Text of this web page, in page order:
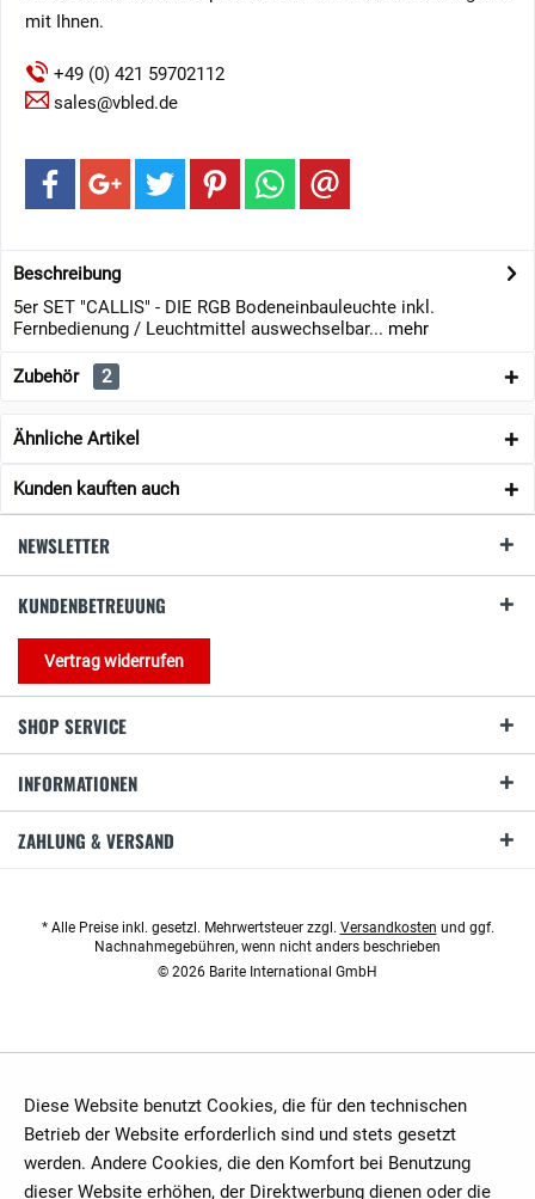
mit Ihnen.
+49 (0) 421 59702112
sales@vbled.de
Beschreibung
5er SET "CALLIS" - DIE RGB Bodeneinbauleuchte inkl.
Fernbedienung / Leuchtmittel auswechselbar... mehr
Zubehör 2
Ähnliche Artikel
Kunden kauften auch
NEWSLETTER
KUNDENBETREUUNG
Vertrag widerrufen
SHOP SERVICE
INFORMATIONEN
ZAHLUNG & VERSAND
* Alle Preise inkl. gesetzl. Mehrwertsteuer zzgl. Versandkosten und ggf.
Nachnahmegebühren, wenn nicht anders beschrieben
© 2026 Barite International GmbH
Diese Website benutzt Cookies, die für den technischen
Betrieb der Website erforderlich sind und stets gesetzt
werden. Andere Cookies, die den Komfort bei Benutzung
dieser Website erhöhen, der Direktwerbung dienen oder die